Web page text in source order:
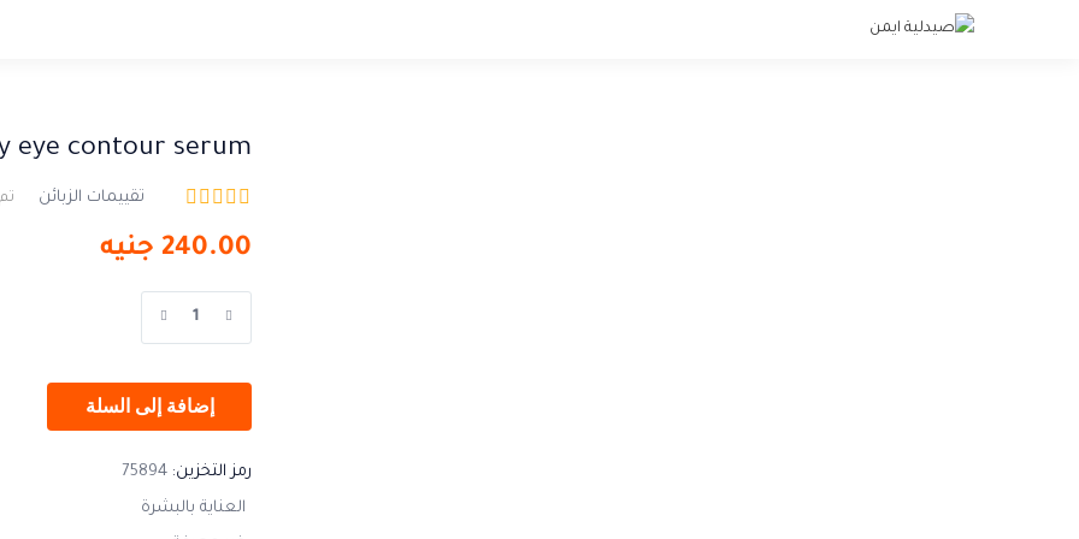
eye contour serum
تقييمات الزبائن
240.00 جنيه
إضافة إلى السلة
رمز التخزين: 75894
العناية بالبشرة